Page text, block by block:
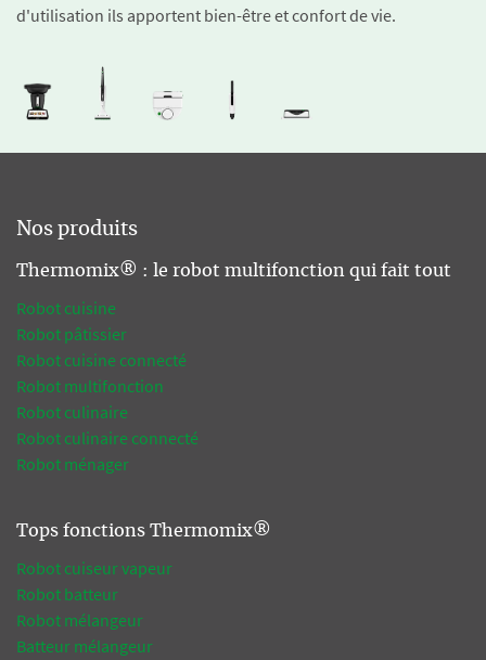
d'utilisation ils apportent bien-être et confort de vie.
Nos produits
Thermomix® : le robot multifonction qui fait tout
Robot cuisine
Robot pâtissier
Robot cuisine connecté
Robot multifonction
Robot culinaire
Robot culinaire connecté
Robot ménager
Tops fonctions Thermomix®
Robot cuiseur vapeur
Robot batteur
Robot mélangeur
Batteur mélangeur